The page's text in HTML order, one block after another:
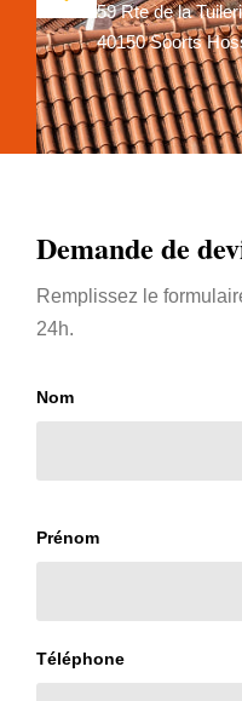
59 Rte de la
40150 Soorts
Demande de
Remplissez le
24h.
Nom
Prénom
Téléphone